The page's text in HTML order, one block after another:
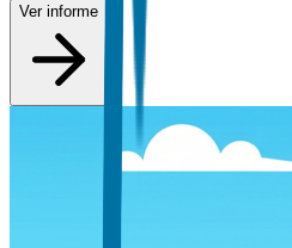
Ver informe